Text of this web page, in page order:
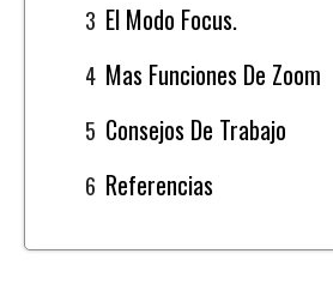
El Modo Focus.
Mas Funciones De Zoom
Consejos De Trabajo
Referencias